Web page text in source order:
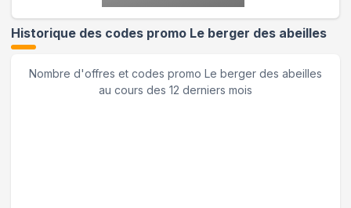
Historique des codes promo Le berger des abeilles
Nombre d'offres et codes promo Le berger des abeilles
au cours des 12 derniers mois